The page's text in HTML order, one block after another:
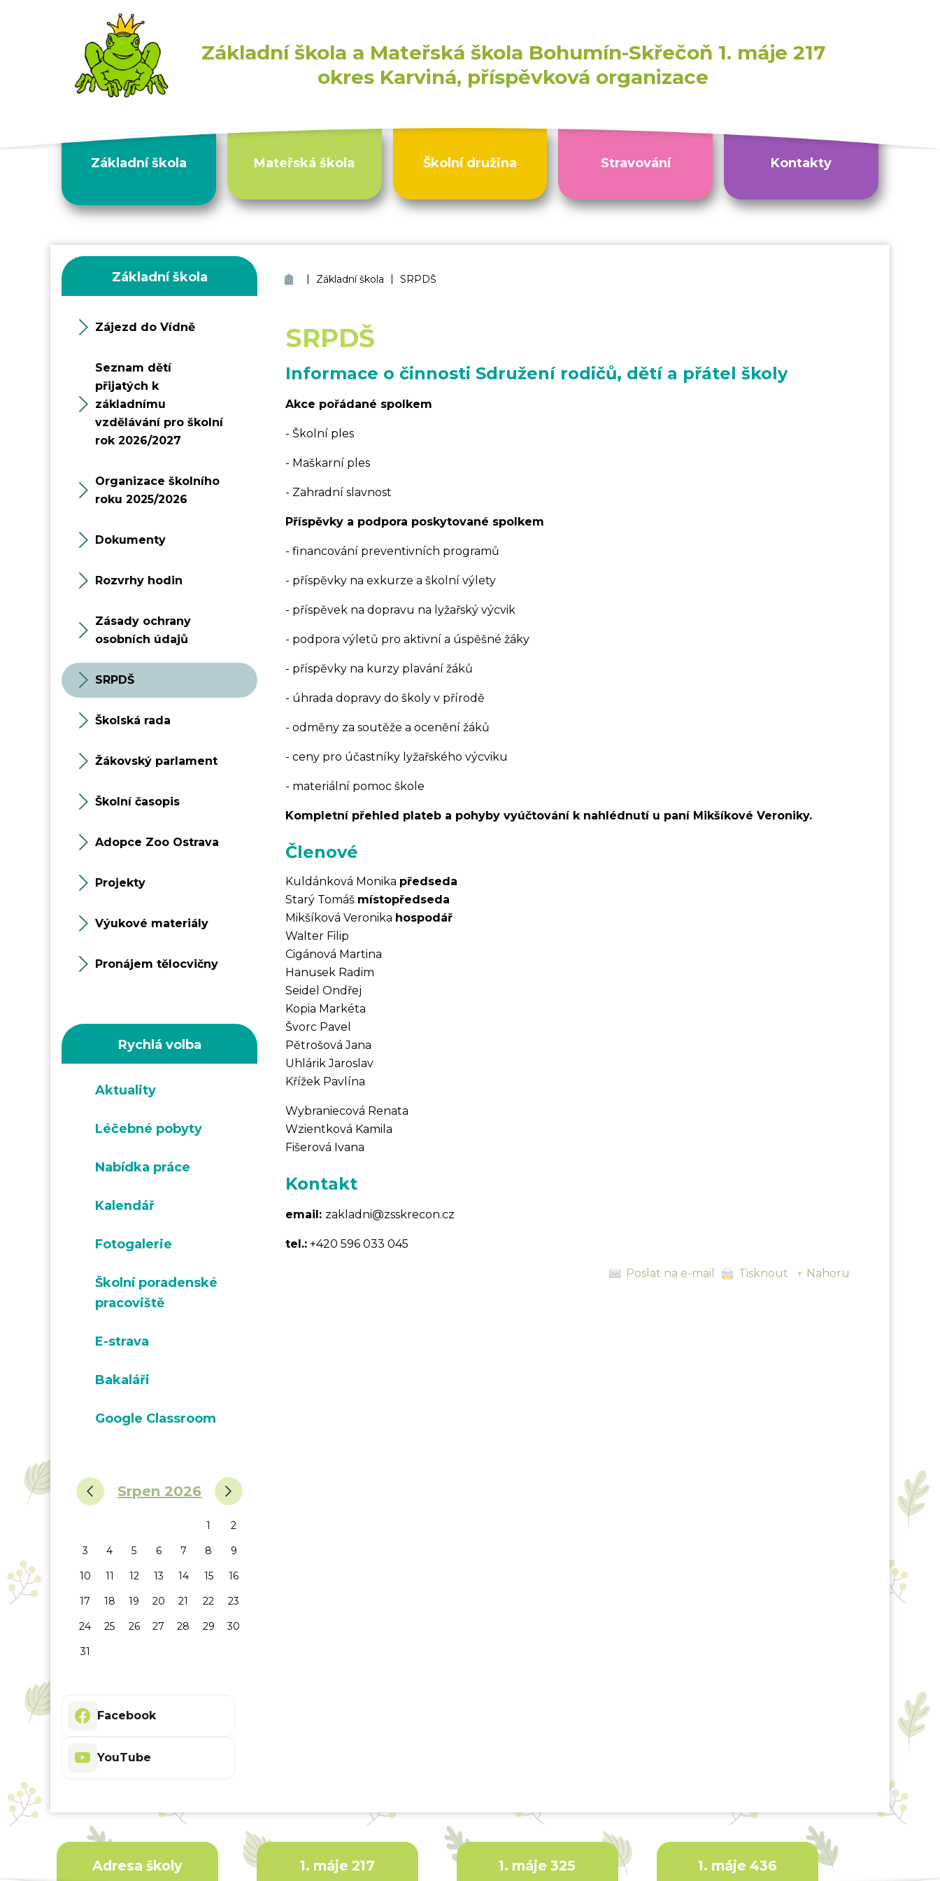
Základní škola a Mateřská škola Bohumín-Skřečoň 1. máje 217
okres Karviná, příspěvková organizace
Základní škola Mateřská škola Školní družina Stravování Kontakty
ZŠ a MŠ Bohumín Skřečoň
| Základní škola | SRPDŠ
SRPDŠ
Informace o činnosti Sdružení rodičů, dětí a přátel školy
Akce pořádané spolkem
- Školní ples
- Maškarní ples
- Zahradní slavnost
Příspěvky a podpora poskytované spolkem
- financování preventivních programů
- příspěvky na exkurze a školní výlety
- příspěvek na dopravu na lyžařský výcvik
- podpora výletů pro aktivní a úspěšné žáky
- příspěvky na kurzy plavání žáků
- úhrada dopravy do školy v přírodě
- odměny za soutěže a ocenění žáků
- ceny pro účastníky lyžařského výcviku
- materiální pomoc škole
Kompletní přehled plateb a pohyby vyúčtování k nahlédnutí u paní Mikšíkové Veroniky.
Členové
Kuldánková Monika předseda
Starý Tomáš místopředseda
Mikšíková Veronika hospodář
Walter Filip
Cigánová Martina
Hanusek Radim
Seidel Ondřej
Kopia Markéta
Švorc Pavel
Pětrošová Jana
Uhlárik Jaroslav
Křížek Pavlína
Wybraniecová Renata
Wzientková Kamila
Fišerová Ivana
Kontakt
email: zakladni@zsskrecon.cz
tel.: +420 596 033 045
Poslat na e-mail Tisknout ↑ Nahoru
Základní škola
Zájezd do Vídně
Seznam dětí
přijatých k
základnímu
vzdělávání pro školní
rok 2026/2027
Organizace školního
roku 2025/2026
Dokumenty
Rozvrhy hodin
Zásady ochrany
osobních údajů
SRPDŠ
Školská rada
Žákovský parlament
Školní časopis
Adopce Zoo Ostrava
Projekty
Výukové materiály
Pronájem tělocvičny
Rychlá volba
Aktuality
Léčebné pobyty
Nabídka práce
Kalendář
Fotogalerie
Školní poradenské
pracoviště
E-strava
Bakaláři
Google Classroom
Srpen 2026
1
2
3
4 5 6 7 8
9
10
11 12 13 14 15
16
17
18 19 20 21 22
23
24
25 26 27 28 29
30
31
Facebook
YouTube
Adresa školy 1. máje 217 1. máje 325 1. máje 436